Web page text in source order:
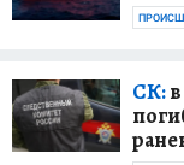
СК: